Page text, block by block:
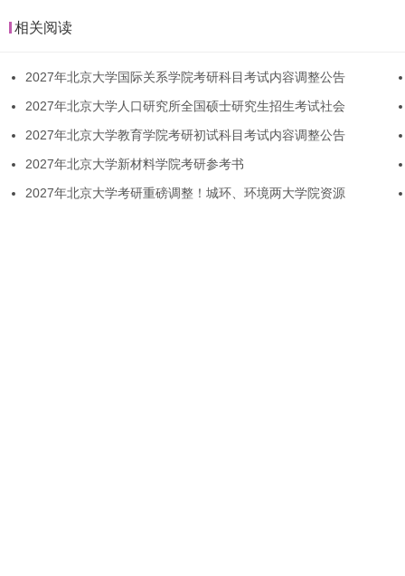
相关阅读
2027年北京大学国际关系学院考研科目考试内容调整公告
2027年北京大学人口研究所全国硕士研究生招生考试社会
2027年北京大学教育学院考研初试科目考试内容调整公告
2027年北京大学新材料学院考研参考书
2027年北京大学考研重磅调整！城环、环境两大学院资源